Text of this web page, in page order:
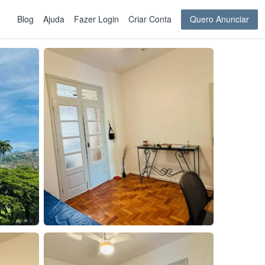
Blog Ajuda Fazer Login Criar Conta Quero Anunciar